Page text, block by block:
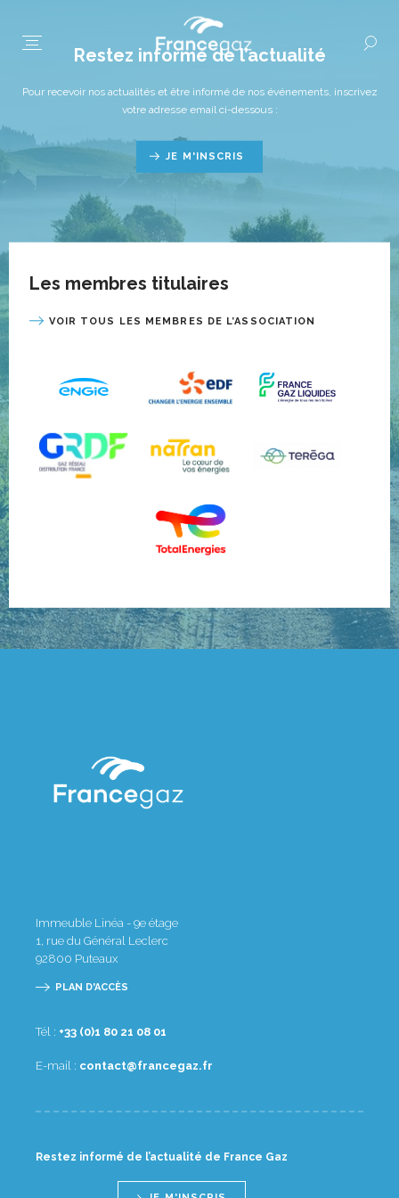
Restez informé de l’actualité
Pour recevoir nos actualités et être informé de nos événements, inscrivez
votre adresse email ci-dessous :
JE M'INSCRIS
Les membres titulaires
VOIR TOUS LES MEMBRES DE L’ASSOCIATION
Immeuble Linéa - 9e étage
1, rue du Général Leclerc
92800 Puteaux
PLAN D'ACCÈS
Tél : 10 80 12 08 1(0) 33+
E-mail : rf.zagecnarf@tcatnoc
Restez informé de l’actualité de France Gaz